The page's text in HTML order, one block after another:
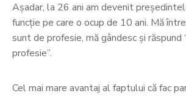
Așadar, la 26 ani am devenit
funcție pe care o ocup de 10 ani. Mă
sunt de profesie, mă gândesc și răspund
profesie”.
Cel mai mare avantaj al faptului că fac